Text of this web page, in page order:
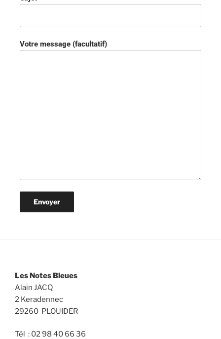
Votre message (facultatif)
Les Notes Bleues
Alain JACQ
2 Keradennec
29260 PLOUIDER
Tél : 02 98 40 66 36